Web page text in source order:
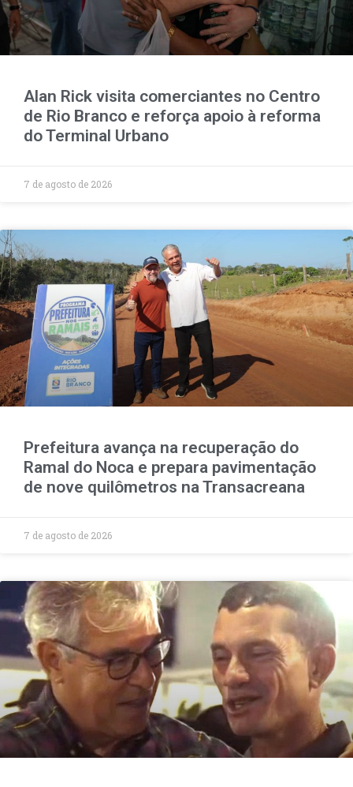
Alan Rick visita comerciantes no Centro
de Rio Branco e reforça apoio à reforma
do Terminal Urbano
7 de agosto de 2026
Prefeitura avança na recuperação do
Ramal do Noca e prepara pavimentação
de nove quilômetros na Transacreana
7 de agosto de 2026